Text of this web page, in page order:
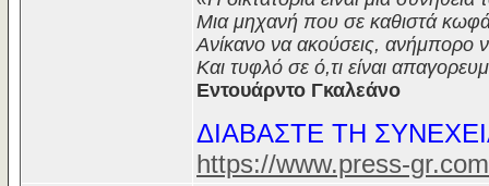
Μια μηχανή που σε καθιστά
Ανίκανο να ακούσεις, ανήμπορο
Και τυφλό σε ό,τι είναι
Εντουάρντο Γκαλεάνο
ΔΙΑΒΑΣΤΕ ΤΗ
https://www.press-